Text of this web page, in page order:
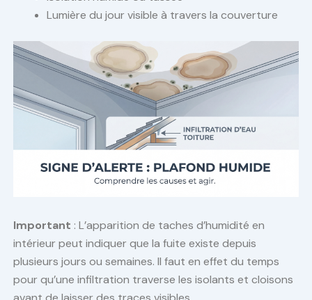
Lumière du jour visible à travers la couverture
Important : L’apparition de taches d’humidité en
intérieur peut indiquer que la fuite existe depuis
plusieurs jours ou semaines. Il faut en effet du temps
pour qu’une infiltration traverse les isolants et cloisons